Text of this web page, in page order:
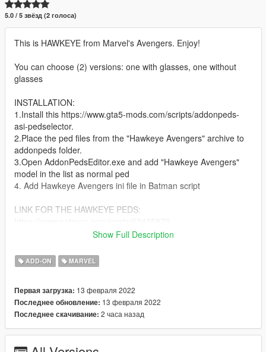
5.0 / 5 звёзд (2 голоса)
This is HAWKEYE from Marvel's Avengers. Enjoy!
You can choose (2) versions: one with glasses, one without
glasses
INSTALLATION:
1.Install this https://www.gta5-mods.com/scripts/addonpeds-
asi-pedselector.
2.Place the ped files from the "Hawkeye Avengers" archive to
addonpeds folder.
3.Open AddonPedsEditor.exe and add "Hawkeye Avengers"
model in the list as normal ped
4. Add Hawkeye Avengers ini file in Batman script
LINK FOR THE HAWKEYE PEDS:
Show Full Description
ADD-ON MARVEL
Первая загрузка: 13 февраля 2022
Последнее обновление: 13 февраля 2022
Последнее скачивание: 2 часа назад